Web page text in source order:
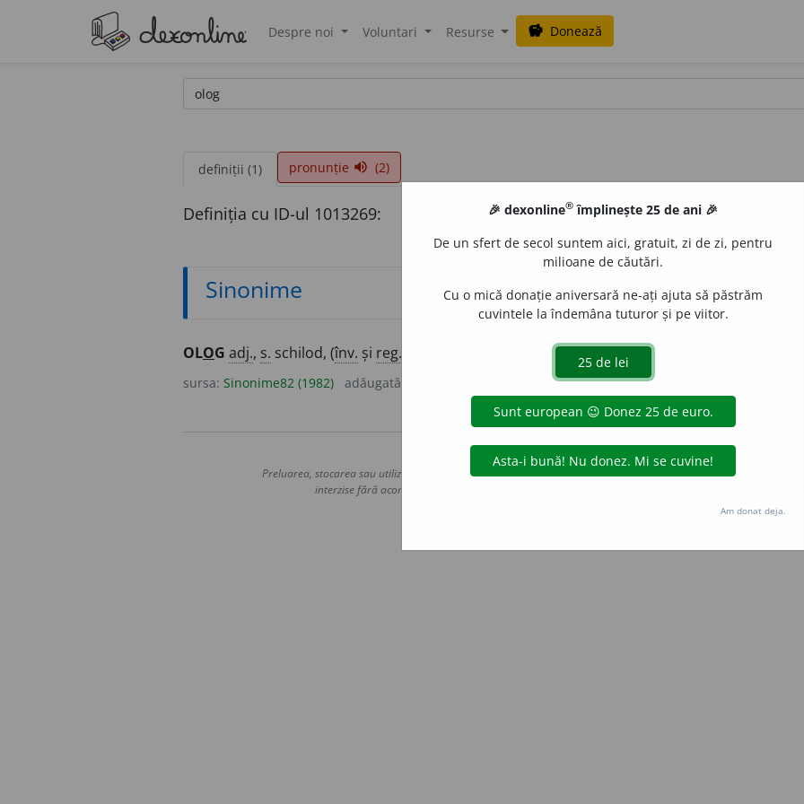
Despre noi Voluntari Resurse savings Donează
definiții (1) pronunție volume_up (2)
Definiția cu ID-ul 1013269:
Sinonime
OLOG adj., s. schilod, (înv. și reg. ) șontorog.(Om ~.)
sursa: Sinonime82 (1982) adăugată de acțiuni
Copyright © 2004-2026 dexonline (https://dexonline.ro)
Preluarea, stocarea sau utilizarea datelor de pe acest site, inclusiv prin orice metode de extragere automată
interzise fără acordul nostru prealabil scris, cu excepția seturilor de date oferite oficial spre utilizare
Hosterion
🎉 dexonline® împlinește 25 de ani 🎉
De un sfert de secol suntem aici, gratuit, zi de zi, pentru
milioane de căutări.
Cu o mică donație aniversară ne-ați ajuta să păstrăm
cuvintele la îndemâna tuturor și pe viitor.
Am donat deja.